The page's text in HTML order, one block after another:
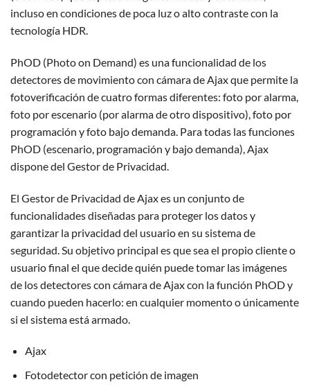
incluso en condiciones de poca luz o alto contraste con la
tecnología HDR.
PhOD (Photo on Demand) es una funcionalidad de los
detectores de movimiento con cámara de Ajax que permite la
fotoverificación de cuatro formas diferentes: foto por alarma,
foto por escenario (por alarma de otro dispositivo), foto por
programación y foto bajo demanda. Para todas las funciones
PhOD (escenario, programación y bajo demanda), Ajax
dispone del Gestor de Privacidad.
El Gestor de Privacidad de Ajax es un conjunto de
funcionalidades diseñadas para proteger los datos y
garantizar la privacidad del usuario en su sistema de
seguridad. Su objetivo principal es que sea el propio cliente o
usuario final el que decide quién puede tomar las imágenes
de los detectores con cámara de Ajax con la función PhOD y
cuando pueden hacerlo: en cualquier momento o únicamente
si el sistema está armado.
Ajax
Fotodetector con petición de imagen